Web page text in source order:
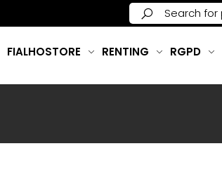
FIALHOSTORE RENTING RGPD